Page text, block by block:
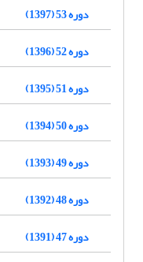
دوره 53 (1397)
دوره 52 (1396)
دوره 51 (1395)
دوره 50 (1394)
دوره 49 (1393)
دوره 48 (1392)
دوره 47 (1391)